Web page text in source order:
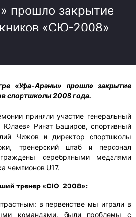
прошло закрытие
«СЮ-2008»
«Уфа-Арены» прошло закрытие
спортшколы 2008 года.
приняли участие генеральный
Юлаев» Ринат Баширов, спортивный
Чижов и директор спортшколы
тренерский штаб и персонал
серебряными медалями
чемпионов U17.
тренер «СЮ-2008»:
в первенстве мы играли в
командами, были проблемы с